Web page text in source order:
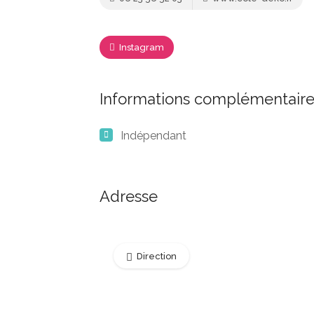
Instagram
Informations
Indépendant
Adresse
Direction